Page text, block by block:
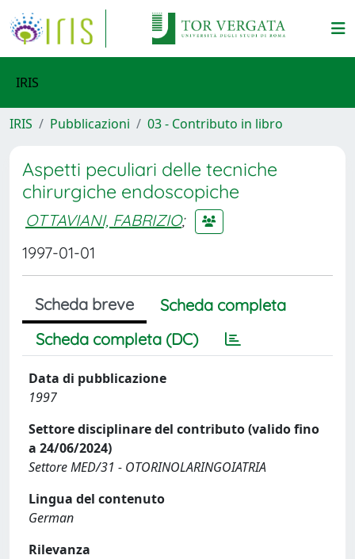
IRIS
IRIS Pubblicazioni 03 - Contributo in libro
Aspetti peculiari delle tecniche
chirurgiche endoscopiche
OTTAVIANI, FABRIZIO;
1997-01-01
Scheda breve
Scheda completa
Scheda completa (DC)
Data di pubblicazione
1997
Settore disciplinare del contributo (valido fino
a 24/06/2024)
Settore MED/31 - OTORINOLARINGOIATRIA
Lingua del contenuto
German
Rilevanza